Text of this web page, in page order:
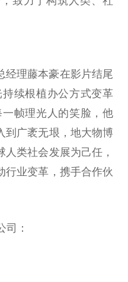
经理藤本豪在影片结尾
续根植办公方式变革
帧理光人的笑脸，他
到广袤无垠，地大物博
人类社会发展为己任，
行业变革，携手合作伙
司：